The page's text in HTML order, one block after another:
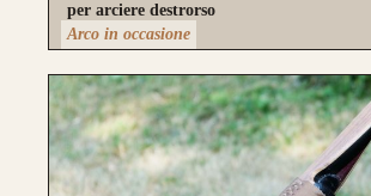
CONFIGURA E
per arciere destrorso
Arco in occasione